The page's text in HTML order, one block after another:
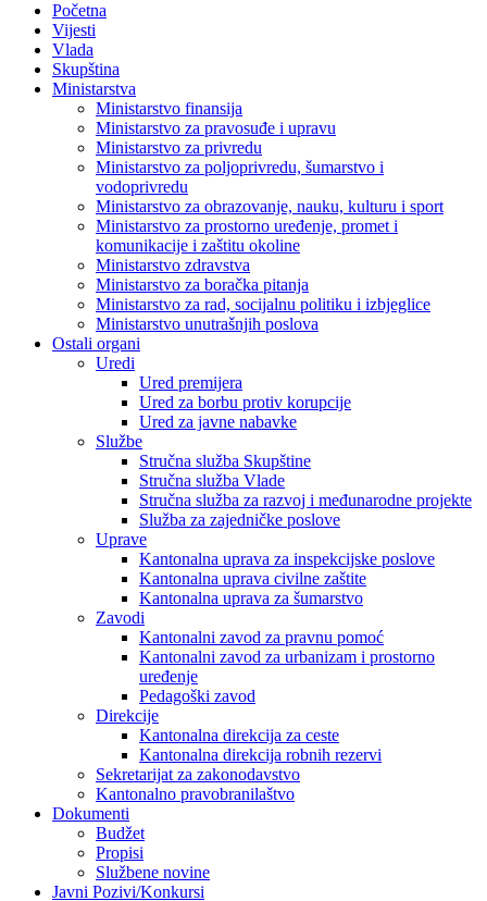
Početna
Vijesti
Vlada
Skupština
Ministarstva
Ministarstvo finansija
Ministarstvo za pravosuđe i upravu
Ministarstvo za privredu
Ministarstvo za poljoprivredu, šumarstvo i
vodoprivredu
Ministarstvo za obrazovanje, nauku, kulturu i sport
Ministarstvo za prostorno uređenje, promet i
komunikacije i zaštitu okoline
Ministarstvo zdravstva
Ministarstvo za boračka pitanja
Ministarstvo za rad, socijalnu politiku i izbjeglice
Ministarstvo unutrašnjih poslova
Ostali organi
Uredi
Ured premijera
Ured za borbu protiv korupcije
Ured za javne nabavke
Službe
Stručna služba Skupštine
Stručna služba Vlade
Stručna služba za razvoj i međunarodne projekte
Služba za zajedničke poslove
Uprave
Kantonalna uprava za inspekcijske poslove
Kantonalna uprava civilne zaštite
Kantonalna uprava za šumarstvo
Zavodi
Kantonalni zavod za pravnu pomoć
Kantonalni zavod za urbanizam i prostorno
uređenje
Pedagoški zavod
Direkcije
Kantonalna direkcija za ceste
Kantonalna direkcija robnih rezervi
Sekretarijat za zakonodavstvo
Kantonalno pravobranilaštvo
Dokumenti
Budžet
Propisi
Službene novine
Javni Pozivi/Konkursi